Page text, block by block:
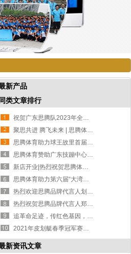
新产品
同类文章排行
祝贺广东思腾队2023年全国技巧锦标赛共获6金8银
聚思共进 腾飞未来 | 思腾体育2023市场共赢交流会圆满收官
思腾体育助力球王故里首届“乡村振兴杯”足球联赛
思腾体育赞助广东技蹦中心，冠名广东思腾蹦床队
新店开业|热烈祝贺思腾体育昆明店开业大吉！
思腾体育助力第六届“大湾区”青少年体育嘉年华顺利举办
热烈欢迎思腾品牌代言人划艇冠军郑鹏飞先生回家
热烈祝贺思腾品牌代言人郑鹏飞东京奥运会获得银牌
追革命足迹，传红色基因，思腾体育广州起义烈士陵园主题教育活动
2021年皮划艇春季冠军赛，思腾品牌代言人郑鹏飞创造历史个人最好成绩
新资讯文章